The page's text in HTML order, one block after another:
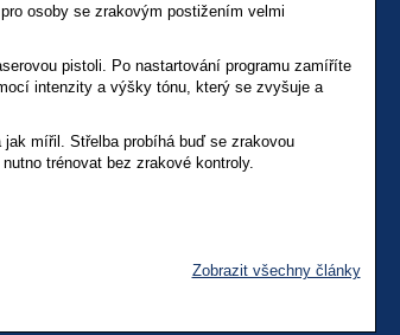
osoby se zrakovým postižením velmi
pistoli. Po nastartování programu zamíříte
intenzity a výšky tónu, který se zvyšuje a
mířil. Střelba probíhá buď se zrakovou
trénovat bez zrakové kontroly.
Zobrazit všechny články